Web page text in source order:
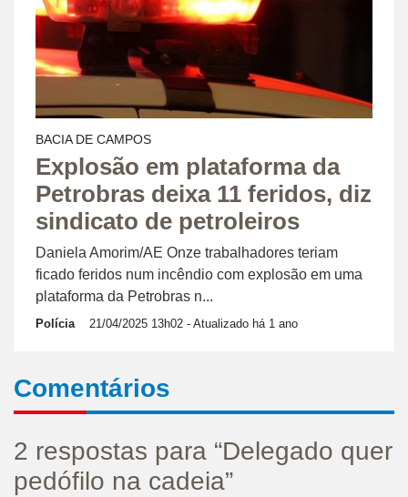
BACIA DE CAMPOS
Explosão em plataforma da
Petrobras deixa 11 feridos, diz
sindicato de petroleiros
Daniela Amorim/AE Onze trabalhadores teriam
ficado feridos num incêndio com explosão em uma
plataforma da Petrobras n...
Polícia 21/04/2025 13h02 - Atualizado há 1 ano
Comentários
2 respostas para “Delegado quer
pedófilo na cadeia”